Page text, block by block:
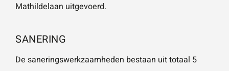
Mathildelaan uitgevoerd.
SANERING
De saneringswerkzaamheden bestaan uit totaal 5